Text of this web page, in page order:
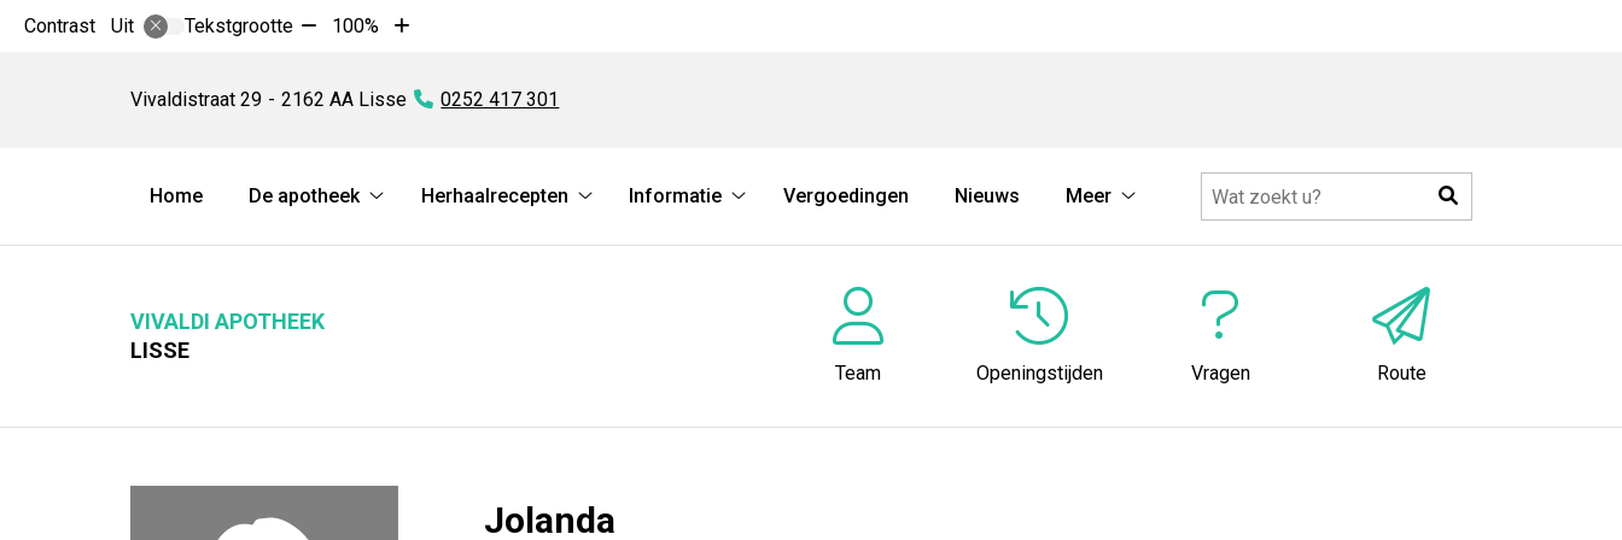
Contrast Uit Tekstgrootte Tekst
10%
100%
Tekst
10%
Vivaldistraat 29 2162 AA Lisse Tel:
0252 417 301
Hoofdmenu
Home
De apotheek
apotheek
Herhaalrecepten
submenu
Informatie
submenu
Vergoedingen Nieuws
Meer
submenu
Zoeken
VIVALDI APOTHEEK
LISSE
Team Openingstijden Vragen Route
Jolanda